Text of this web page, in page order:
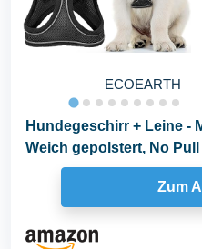
ECOEARTH
Hundegeschirr + Leine -
Weich gepolstert, No
Zum